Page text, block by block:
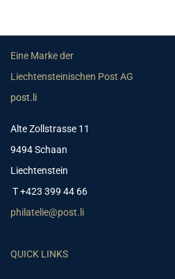
Eine Marke der
Liechtensteinischen Post AG
post.li
Alte Zollstrasse 11
9494 Schaan
Liechtenstein
T +423 399 44 66
philatelie@post.li
QUICK LINKS